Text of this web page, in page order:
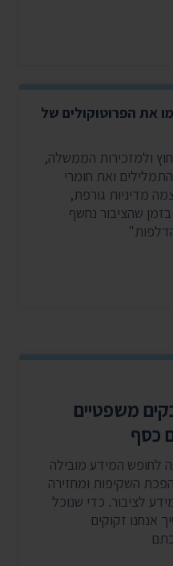
את הפרוטוקולים של
ולמזכירות הממשלה,
ואת חומרי
מדיניות גורפת,
שהציבור נחשף
משפטיים
כסף
לחופש המידע מובילה
השקיפות ומחזירה
לציבור. כדי שנוכל
אנחנו זקוקים